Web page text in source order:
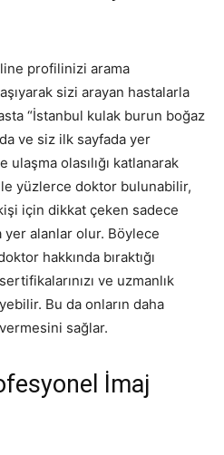
UI/UX
profilinizi arama
sizi arayan hastalarla
“İstanbul kulak burun boğaz
ve siz ilk sayfada yer
ulaşma olasılığı katlanarak
yüzlerce doktor bulunabilir,
için dikkat çeken sadece
yer alanlar olur. Böylece
hakkında bıraktığı
ve uzmanlık
Bu da onların daha
sağlar.
İmaj